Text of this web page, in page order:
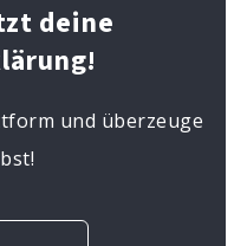
deine
und überzeuge